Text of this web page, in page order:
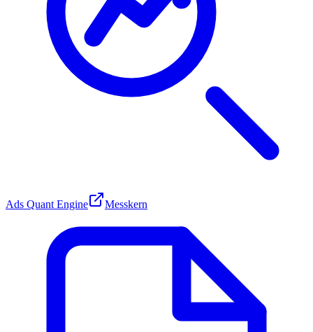
Ads Quant Engine Messkern